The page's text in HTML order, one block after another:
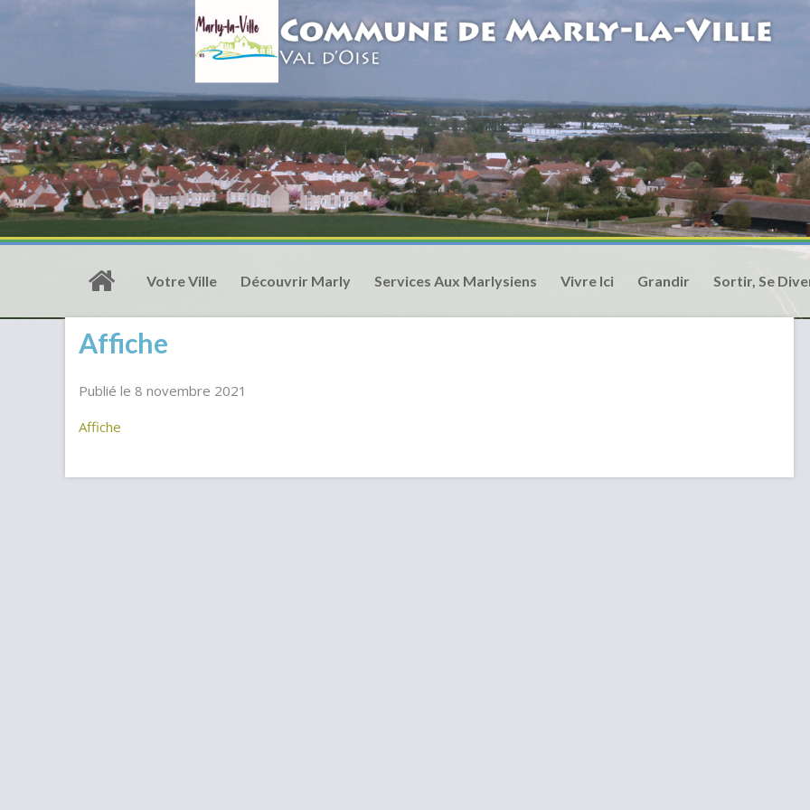
Votre Ville Découvrir Marly Services Aux Marlysiens Vivre Ici Grandir Sortir, Se
Affiche
Publié le 8 novembre 2021
Affiche